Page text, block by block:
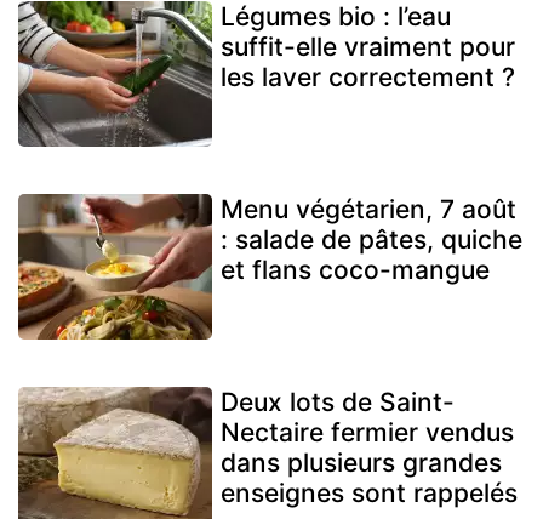
Légumes bio : l’eau
suffit-elle vraiment pour
les laver correctement ?
Menu végétarien, 7 août
: salade de pâtes, quiche
et flans coco-mangue
Deux lots de Saint-
Nectaire fermier vendus
dans plusieurs grandes
enseignes sont rappelés